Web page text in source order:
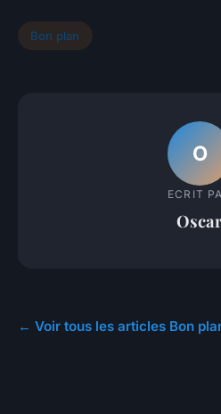
Bon plan
O
ECRIT
← Voir tous les articles Bon